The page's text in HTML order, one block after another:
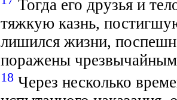
Тогда его друзья и
тяжкую казнь,
лишился жизни,
поражены
18Через несколько